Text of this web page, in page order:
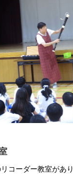
コーダー教室があり